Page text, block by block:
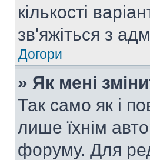
кількості
зв'яжіться з
Догори
» Як мені
Так само як і
лише їхнім
форуму. Для